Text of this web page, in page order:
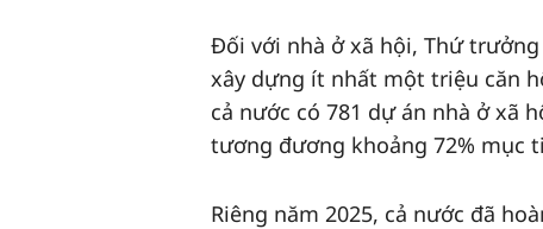
Đối với nhà ở xã hội, Thứ
xây dựng ít nhất một triệu căn
cả nước có 781 dự án nhà ở xã
tương đương khoảng 72% mục
Riêng năm 2025, cả nước đã